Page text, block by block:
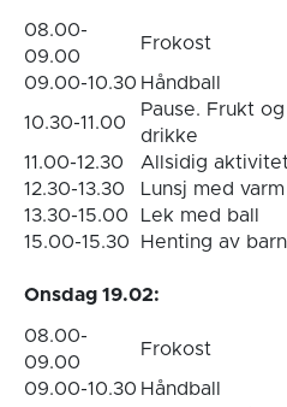
08.00-
09.00
Frokost
09.00-10.30 Håndball
10.30-11.00
Pause. Frukt og
drikke
11.00-12.30
Allsidig
12.30-13.30
Lunsj med
13.30-15.00
Lek med ball
15.00-15.30
Henting av barn
Onsdag 19.02:
08.00-
09.00
Frokost
09.00-10.30 Håndball